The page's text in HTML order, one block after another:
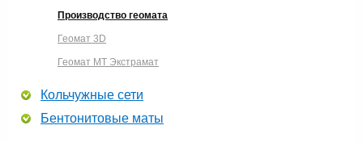
Производство геомата
Геомат 3D
Геомат МТ Экстрамат
Кольчужные сети
Бентонитовые маты